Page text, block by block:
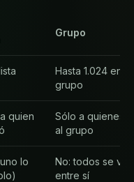
Grupo
Hasta 1.024 en
grupo
quien
Sólo a quienes
al grupo
lo
No: todos se ven
entre sí